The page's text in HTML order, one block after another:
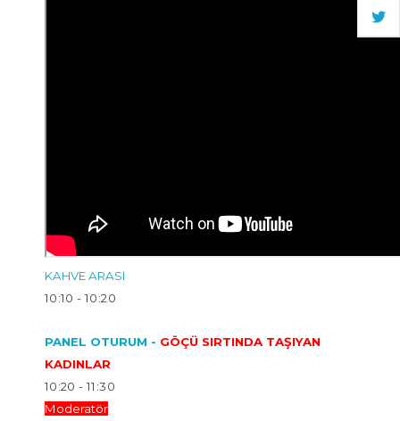
KAHVE ARASI
10:10 - 10:20
PANEL OTURUM - GÖÇÜ SIRTINDA TAŞIYAN
KADINLAR
10:20 - 11:30
Moderatör